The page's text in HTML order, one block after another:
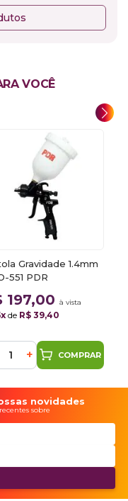
VOCÊ
Gravidade 1.4mm
551 PDR
197,00 à vista
de R$ 39,40
+ COMPRAR
novidades
sobre